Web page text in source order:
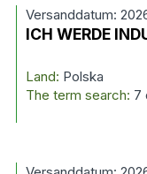
Versanddatum:
ICH WERDE
Land: Polska
The term search: 7